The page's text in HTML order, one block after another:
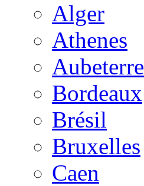
Alger
Athenes
Aubeterre
Bordeaux
Brésil
Bruxelles
Caen